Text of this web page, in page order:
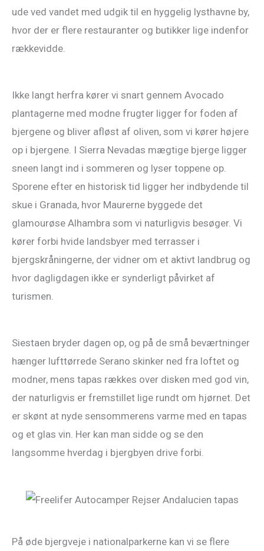
ude ved vandet med udgik til en hyggelig lysthavne by,
hvor der er flere restauranter og butikker lige indenfor
rækkevidde.
Ikke langt herfra kører vi snart gennem Avocado
plantagerne med modne frugter ligger for foden af
bjergene og bliver afløst af oliven, som vi kører højere
op i bjergene. I Sierra Nevadas mægtige bjerge ligger
sneen langt ind i sommeren og lyser toppene op.
Sporene efter en historisk tid ligger her indbydende til
skue i Granada, hvor Maurerne byggede det
glamourøse Alhambra som vi naturligvis besøger. Vi
kører forbi hvide landsbyer med terrasser i
bjergskråningerne, der vidner om et aktivt landbrug og
hvor dagligdagen ikke er synderligt påvirket af
turismen.
Siestaen bryder dagen op, og på de små beværtninger
hænger lufttørrede Serano skinker ned fra loftet og
modner, mens tapas rækkes over disken med god vin,
der naturligvis er fremstillet lige rundt om hjørnet. Det
er skønt at nyde sensommerens varme med en tapas
og et glas vin. Her kan man sidde og se den
langsomme hverdag i bjergbyen drive forbi.
På øde bjergveje i nationalparkerne kan vi se flere